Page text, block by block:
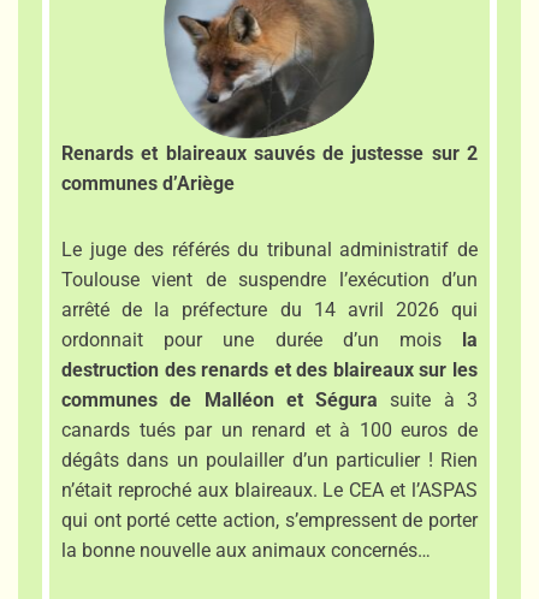
Renards et blaireaux sauvés de justesse sur 2
communes d’Ariège
Le juge des référés du tribunal administratif de
Toulouse vient de suspendre l’exécution d’un
arrêté de la préfecture du 14 avril 2026 qui
ordonnait pour une durée d’un mois
la
destruction des renards et des blaireaux sur les
communes de Malléon et Ségura suite à 3
canards tués par un renard et à 100 euros de
dégâts dans un poulailler d’un particulier ! Rien
n’était reproché aux blaireaux. Le CEA et l’ASPAS
qui ont porté cette action, s’empressent de porter
la bonne nouvelle aux animaux concernés…